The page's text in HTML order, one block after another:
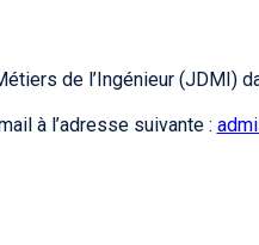
de l’Ingénieur (JDMI)
à l’adresse suivante :